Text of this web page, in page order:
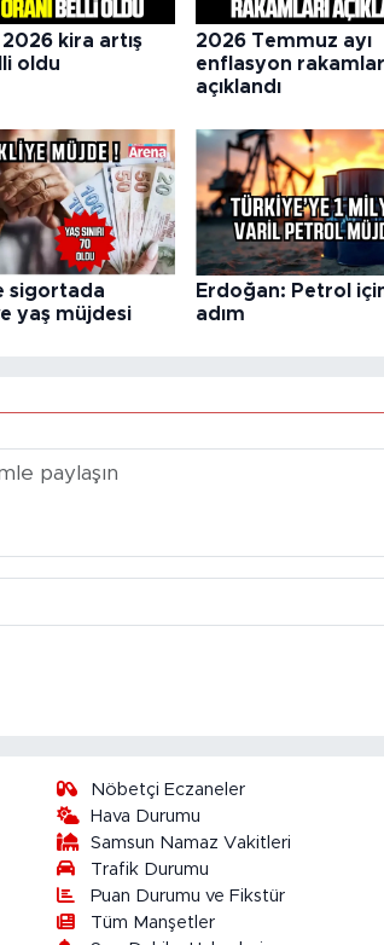
kira artış
oldu
2026 Temmuz ayı
enflasyon
açıklandı
sigortada
yaş müjdesi
Erdoğan: Petrol
adım
Nöbetçi Eczaneler
Hava Durumu
Samsun Namaz Vakitleri
Trafik Durumu
Puan Durumu ve Fikstür
Tüm Manşetler